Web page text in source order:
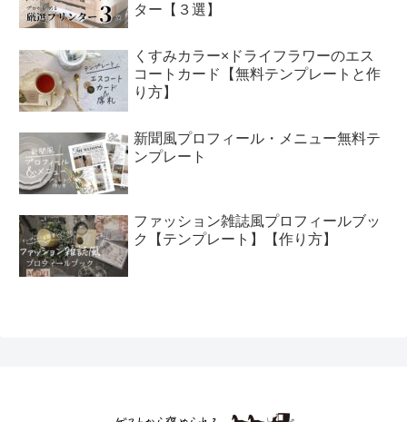
ター【３選】
くすみカラー×ドライフラワーのエス
コートカード【無料テンプレートと作
り方】
新聞風プロフィール・メニュー無料テ
ンプレート
ファッション雑誌風プロフィールブッ
ク【テンプレート】【作り方】